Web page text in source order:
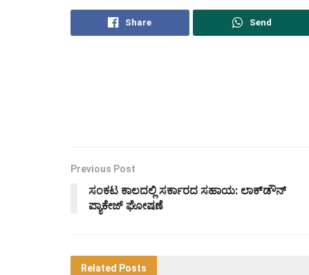
Share Send
Previous Post
ಸಂಕಟ ಕಾಲದಲ್ಲಿ ಸರ್ಕಾರದ ಸಹಾಯ: ಲಾಕ್‌ಡೌನ್
ಪ್ಯಾಕೇಜ್ ಘೋಷಣೆ
Related Posts